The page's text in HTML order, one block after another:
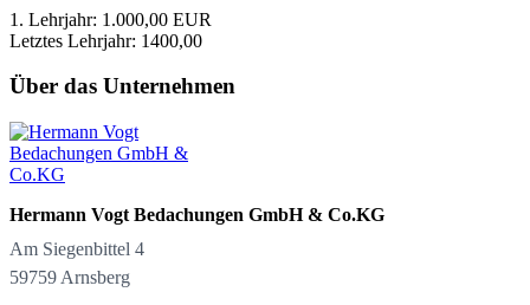
1. Lehrjahr: 1.000,00 EUR
Letztes Lehrjahr: 1400,00
Über das Unternehmen
Hermann Vogt Bedachungen GmbH & Co.KG
Am Siegenbittel 4
59759 Arnsberg